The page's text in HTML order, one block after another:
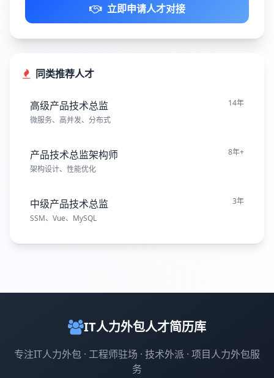
立即申请人才对接
同类推荐人才
高级产品技术总监
14年
微服务、高并发、分布式
产品技术总监架构师
8年+
架构设计、性能优化
中级产品技术总监
3年
SSM、Vue、MySQL
IT人力外包人才简历库
专注IT人力外包 · 工程师驻场 · 技术外派 · 项目人力外包服
务